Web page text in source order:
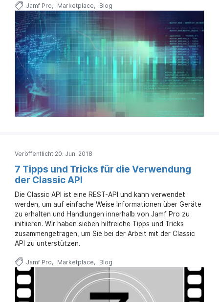
Jamf Pro Marketplace Blog
Veröffentlicht 20. Juni 2018
7 Tipps und Tricks für die Verwendung
der Classic API
Die Classic API ist eine REST-API und kann verwendet
werden, um auf einfache Weise Informationen über Geräte
zu erhalten und Handlungen innerhalb von Jamf Pro zu
initiieren. Wir haben sieben hilfreiche Tipps und Tricks
zusammengetragen, um Sie bei der Arbeit mit der Classic
API zu unterstützen.
Jamf Pro Marketplace Blog